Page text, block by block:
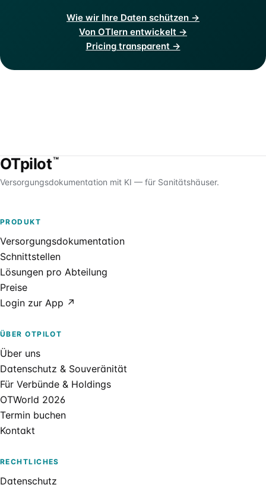
Wie wir Ihre Daten schützen →
Von OTlern entwickelt →
Pricing transparent →
OTpilot™
Versorgungsdokumentation mit KI — für Sanitätshäuser.
PRODUKT
Versorgungsdokumentation
Schnittstellen
Lösungen pro Abteilung
Preise
Login zur App ↗
ÜBER OTPILOT
Über uns
Datenschutz & Souveränität
Für Verbünde & Holdings
OTWorld 2026
Termin buchen
Kontakt
RECHTLICHES
Datenschutz